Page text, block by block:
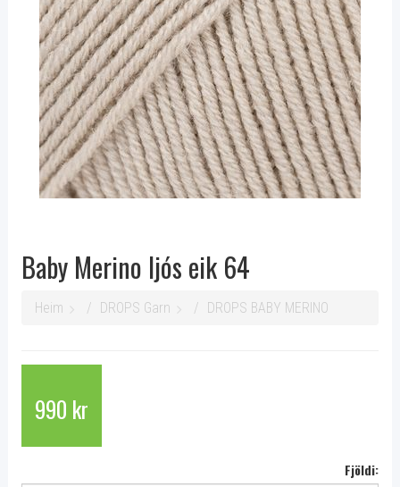
Baby Merino ljós eik 64
Heim DROPS Garn DROPS BABY MERINO
990 kr
Fjöldi: